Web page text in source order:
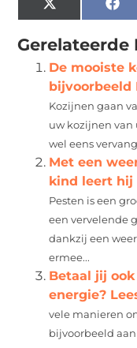
X
(Twitter)
Gerelateerde
De mooiste
bijvoorbeeld
Kozijnen gaan
uw kozijnen
wel eens
Met een
kind leert hij
Pesten is een
een vervelende
dankzij een
ermee...
Betaal jij
energie?
vele manieren
bijvoorbeeld